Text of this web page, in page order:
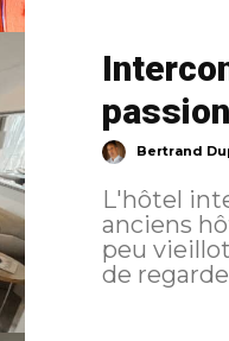
passion
Bertrand
L'hôtel
anciens
peu vieillot. Faute d'hôtel de la famille Marriott à Adelaide je me vois
de